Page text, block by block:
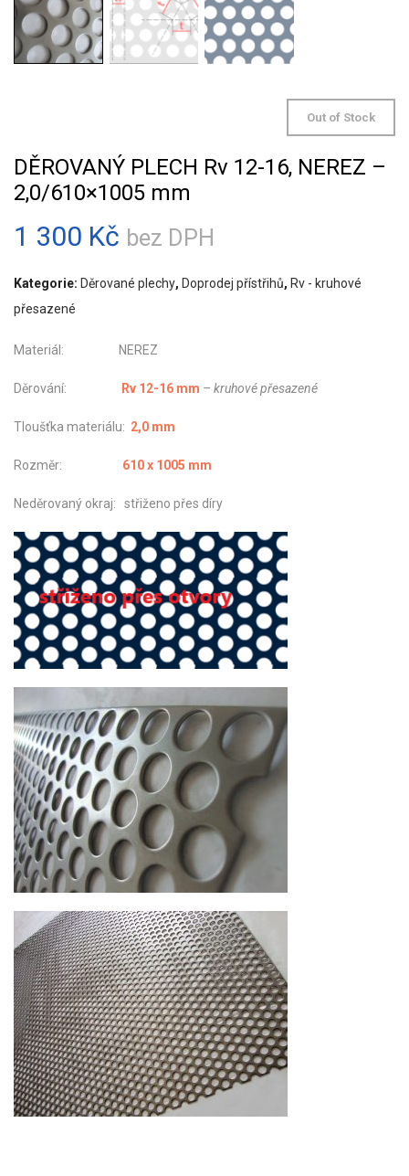
Out of Stock
DĚROVANÝ PLECH Rv 12-16, NEREZ –
2,0/610×1005 mm
1 300 Kč bez DPH
Kategorie: Děrované plechy, Doprodej přístřihů, Rv - kruhové
přesazené
Materiál: NEREZ
Děrování: Rv 12-16 mm – kruhové přesazené
Tloušťka materiálu: 2,0 mm
Rozměr: 610 x 1005 mm
Neděrovaný okraj: střiženo přes díry